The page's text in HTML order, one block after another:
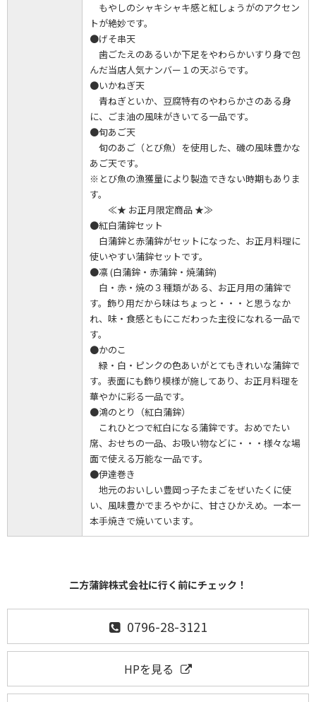
もやしのシャキシャキ感と紅しょうがのアクセン
トが絶妙です。
●げそ串天
歯ごたえのあるいか下足をやわらかいすり身で包
んだ当店人気ナンバー１の天ぷらです。
●いかねぎ天
青ねぎといか、豆腐特有のやわらかさのある身
に、ごま油の風味がきいてる一品です。
●旬あご天
旬のあご（とび魚）を使用した、磯の風味豊かな
あご天です。
※とび魚の漁獲量により製造できない時期もありま
す。
≪★ お正月限定商品 ★≫
●紅白蒲鉾セット
白蒲鉾と赤蒲鉾がセットになった、お正月料理に
使いやすい蒲鉾セットです。
●凛 (白蒲鉾・赤蒲鉾・焼蒲鉾)
白・赤・焼の３種類がある、お正月用の蒲鉾で
す。飾り用だから味はちょっと・・・と思うなか
れ、味・食感ともにこだわった主役になれる一品で
す。
●かのこ
緑・白・ピンクの色あいがとてもきれいな蒲鉾で
す。表面にも飾り模様が施してあり、お正月料理を
華やかに彩る一品です。
●鴻のとり（紅白蒲鉾）
これひとつで紅白になる蒲鉾です。おめでたい
席、おせちの一品、お吸い物などに・・・様々な場
面で使える万能な一品です。
●伊達巻き
地元のおいしい豊岡っ子たまごをぜいたくに使
い、風味豊かでまろやかに、甘さひかえめ。一本一
本手焼きで焼いています。
二方蒲鉾株式会社に行く前にチェック！
0796-28-3121
HPを見る